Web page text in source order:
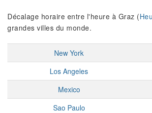
Décalage horaire entre l'heure à Graz (
grandes villes du monde.
New York
Los Angeles
Mexico
Sao Paulo